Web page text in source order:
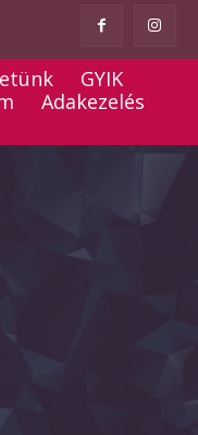
GYIK
Adakezelés